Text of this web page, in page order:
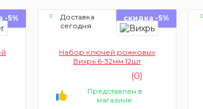
-5%
Доставка
сегодня
скидка -5%
Набор ключей рожковых
Вихрь 6-32мм 12шт
(0)
Представлен в
магазине